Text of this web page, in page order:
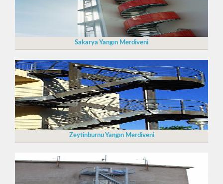
Sakarya Yangın Merdiveni
Zeytinburnu Yangın Merdiveni